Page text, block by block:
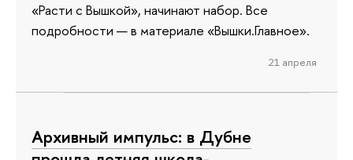
«Расти с Вышкой», начинают набор. Все
подробности — в материале «Вышки.Главное».
21 апреля
Архивный импульс: в Дубне